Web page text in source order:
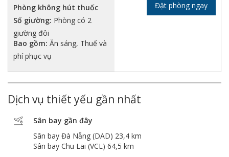
Phòng không hút thuốc
Số giường: Phòng có 2
giường đôi
Bao gồm: Ăn sáng, Thuế và
phí phục vụ
Đặt phòng ngay
Dịch vụ thiết yếu gần nhất
Sân bay gần đây
Sân bay Đà Nẵng (DAD) 23,4 km
Sân bay Chu Lai (VCL) 64,5 km